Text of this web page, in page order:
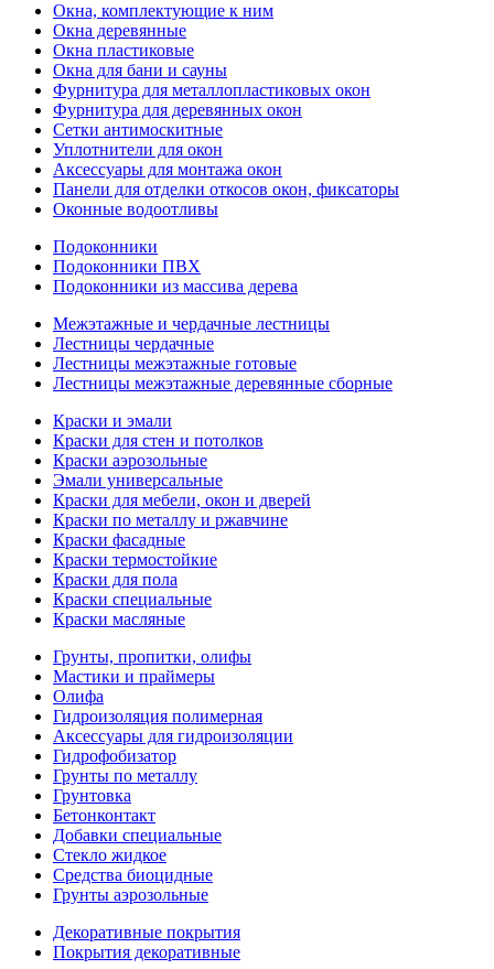
Окна, комплектующие к ним
Окна деревянные
Окна пластиковые
Окна для бани и сауны
Фурнитура для металлопластиковых окон
Фурнитура для деревянных окон
Сетки антимоскитные
Уплотнители для окон
Аксессуары для монтажа окон
Панели для отделки откосов окон, фиксаторы
Оконные водоотливы
Подоконники
Подоконники ПВХ
Подоконники из массива дерева
Межэтажные и чердачные лестницы
Лестницы чердачные
Лестницы межэтажные готовые
Лестницы межэтажные деревянные сборные
Краски и эмали
Краски для стен и потолков
Краски аэрозольные
Эмали универсальные
Краски для мебели, окон и дверей
Краски по металлу и ржавчине
Краски фасадные
Краски термостойкие
Краски для пола
Краски специальные
Краски масляные
Грунты, пропитки, олифы
Мастики и праймеры
Олифа
Гидроизоляция полимерная
Аксессуары для гидроизоляции
Гидрофобизатор
Грунты по металлу
Грунтовка
Бетонконтакт
Добавки специальные
Стекло жидкое
Средства биоцидные
Грунты аэрозольные
Декоративные покрытия
Покрытия декоративные